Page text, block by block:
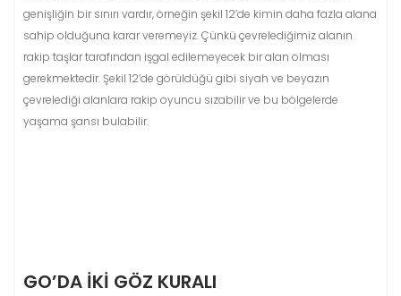
genişliğin bir sınırı vardır, örneğin şekil 12’de kimin daha fazla alana
sahip olduğuna karar veremeyiz. Çünkü çevrelediğimiz alanın
rakip taşlar tarafından işgal edilemeyecek bir alan olması
gerekmektedir. Şekil 12’de görüldüğü gibi siyah ve beyazın
çevrelediği alanlara rakip oyuncu sızabilir ve bu bölgelerde
yaşama şansı bulabilir.
GO’DA İKI GÖZ KURALI